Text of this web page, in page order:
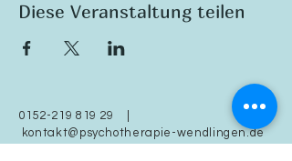
Diese Veranstaltung teilen
0152-219 819 29
kontakt@psychotherapie-wendlingen.de